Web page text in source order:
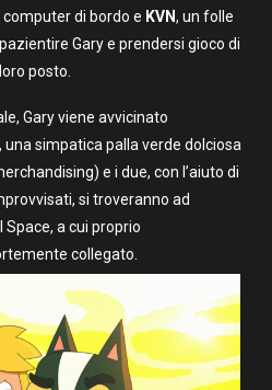
di bordo e KVN, un folle
Gary e prendersi gioco di
posto.
Gary viene avvicinato
, una simpatica palla verde dolciosa
e i due, con l’aiuto di
si troveranno ad
a cui proprio
collegato.